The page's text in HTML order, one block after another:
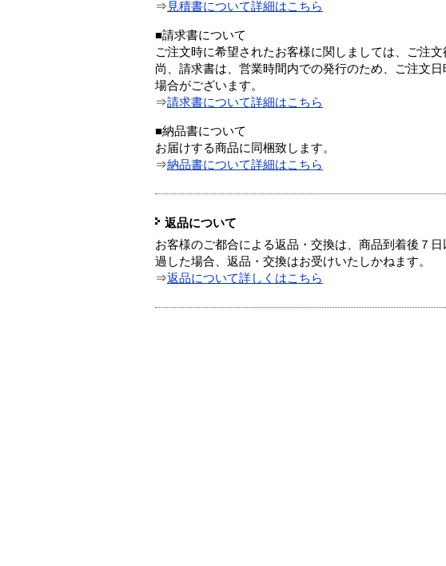
⇒ 見積書について詳細はこちら
■請求書について
ご注文時に希望されたお客様に関しましては、ご注文
尚、請求書は、営業時間内での発行のため、ご注文
場合がございます。
⇒請求書について詳細はこちら
■納品書について
お届けする商品に同梱致します。
⇒納品書について詳細はこちら
返品について
お客様のご都合による返品・交換は、商品到着後７
過した場合、返品・交換はお受けいたしかねます。
⇒返品について詳しくはこちら